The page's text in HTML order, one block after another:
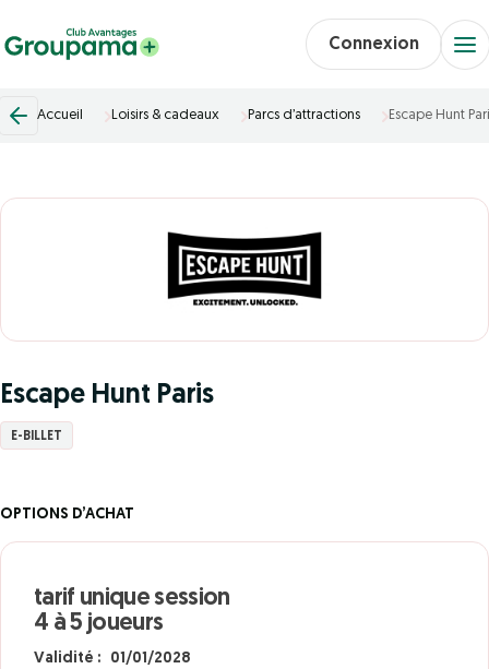
Connexion
Accueil Loisirs & cadeaux Parcs d’attractions Escape Hunt
Escape Hunt Paris
E-BILLET
OPTIONS D’ACHAT
tarif unique session
4 à 5 joueurs
Validité : 01/01/2028